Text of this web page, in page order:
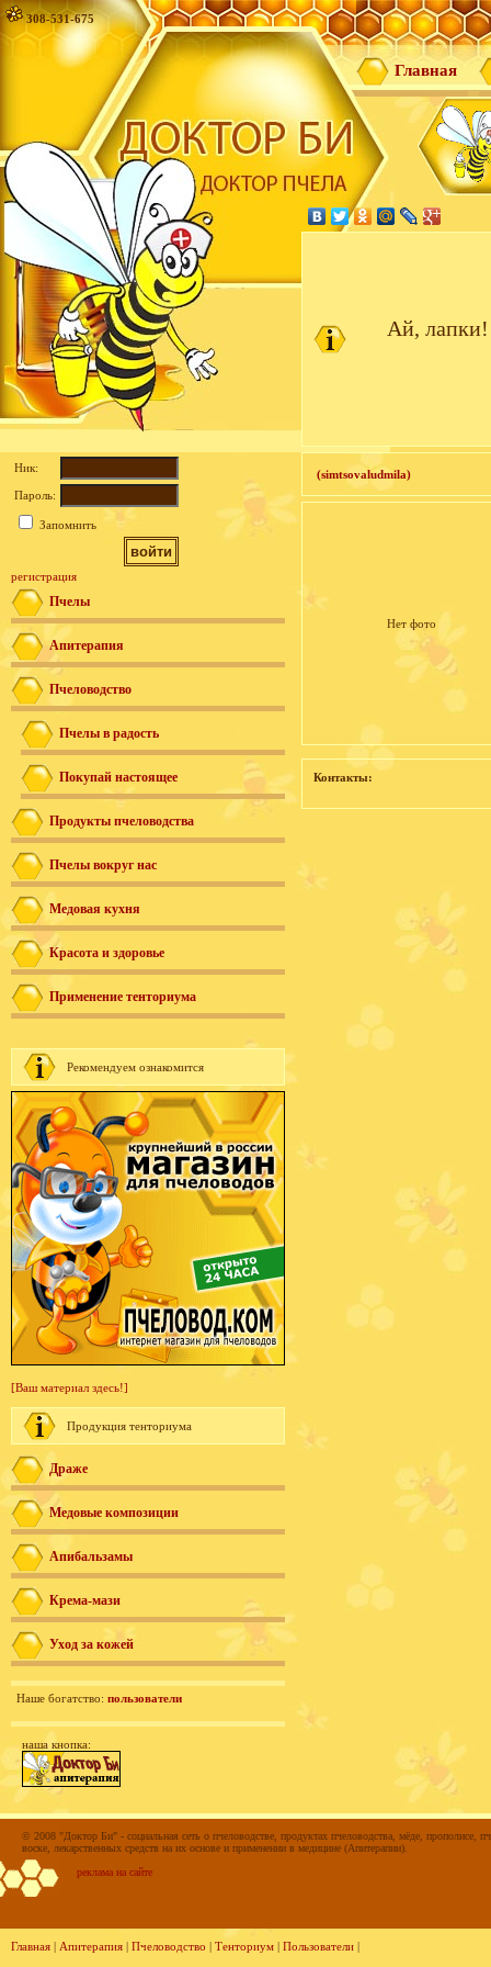
308-531-675
Главная
Ник:
Пароль:
Запомнить
регистрация
Пчелы
Апитерапия
Пчеловодство
Пчелы в радость
Покупай настоящее
Продукты пчеловодства
Пчелы вокруг нас
Медовая кухня
Красота и здоровье
Применение тенториума
Рекомендуем ознакомится
[Ваш материал здесь!]
Продукция тенториума
Драже
Медовые композиции
Апибальзамы
Крема-мази
Уход за кожей
Наше богатство: пользователи
наша кнопка:
Ай,
(simtsovaludmila)
Нет фото
Контакты:
© 2008 "Доктор Би" - социальная сеть о пчеловодстве, продуктах пчеловодства, мёде, прополисе,
воске, лекарственных средств на их основе и применении в медицине (Апитерапии).
реклама на сайте
Главная | Апитерапия | Пчеловодство | Тенториум | Пользователи |